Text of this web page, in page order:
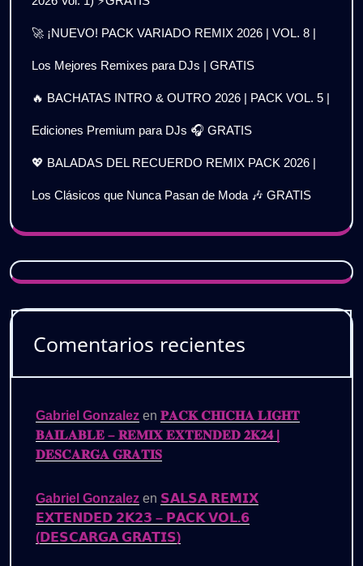
🚀 ¡NUEVO! PACK VARIADO REMIX 2026 | VOL. 8 |
Los Mejores Remixes para DJs | GRATIS
🔥 BACHATAS INTRO & OUTRO 2026 | PACK VOL. 5 |
Ediciones Premium para DJs 🎧 GRATIS
💖 BALADAS DEL RECUERDO REMIX PACK 2026 |
Los Clásicos que Nunca Pasan de Moda 🎶 GRATIS
Comentarios recientes
Gabriel Gonzalez en 𝐏𝐀𝐂𝐊 𝐂𝐇𝐈𝐂𝐇𝐀 𝐋𝐈𝐆𝐇𝐓
𝐁𝐀𝐈𝐋𝐀𝐁𝐋𝐄 – 𝐑𝐄𝐌𝐈𝐗 𝐄𝐗𝐓𝐄𝐍𝐃𝐄𝐃 𝟐𝐊𝟐𝟒 |
𝐃𝐄𝐒𝐂𝐀𝐑𝐆𝐀 𝐆𝐑𝐀𝐓𝐈𝐒
Gabriel Gonzalez en 𝗦𝗔𝗟𝗦𝗔 𝗥𝗘𝗠𝗜𝗫
𝗘𝗫𝗧𝗘𝗡𝗗𝗘𝗗 𝟮𝗞𝟮𝟯 – 𝗣𝗔𝗖𝗞 𝗩𝗢𝗟.𝟲
(𝗗𝗘𝗦𝗖𝗔𝗥𝗚𝗔 𝗚𝗥𝗔𝗧𝗜𝗦)